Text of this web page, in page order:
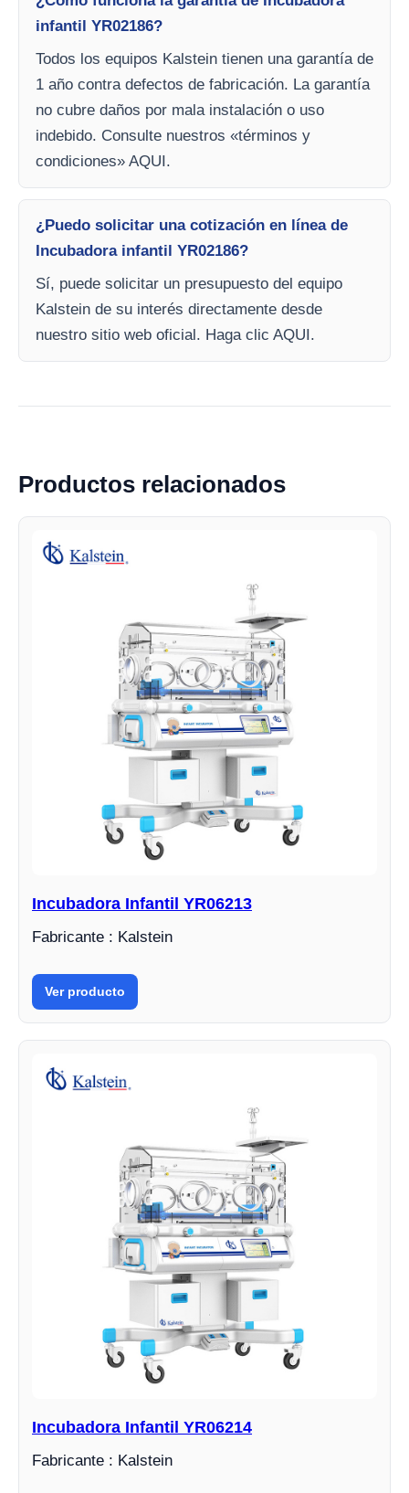
infantil YR02186?
Todos los equipos Kalstein tienen una garantía de
1 año contra defectos de fabricación. La garantía
no cubre daños por mala instalación o uso
indebido. Consulte nuestros «términos y
condiciones» AQUI.
¿Puedo solicitar una cotización en línea de
Incubadora infantil YR02186?
Sí, puede solicitar un presupuesto del equipo
Kalstein de su interés directamente desde
nuestro sitio web oficial. Haga clic AQUI.
Productos relacionados
Incubadora Infantil YR06213
Fabricante : Kalstein
Ver producto
Incubadora Infantil YR06214
Fabricante : Kalstein